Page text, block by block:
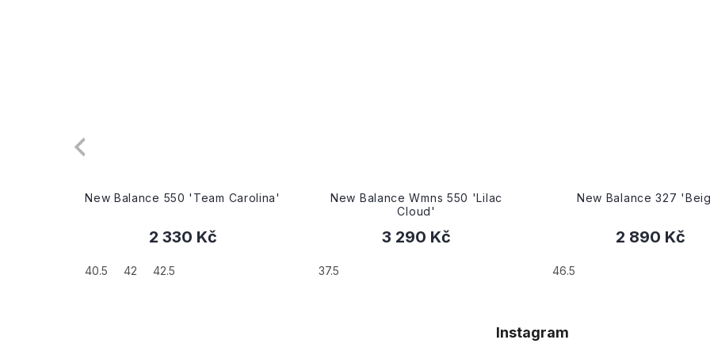
New Balance Wmns 550 'Lilac
3 290 Kč
37.5
New Balance 327 'Beige'
2 890 Kč
46.5
New Balance 9060
4 390 Kč
42
Instagram